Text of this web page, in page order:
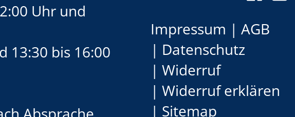
Uhr und
13:30 bis 16:00
Impressum
AGB
Datenschutz
Widerruf
Widerruf erklären
Sitemap